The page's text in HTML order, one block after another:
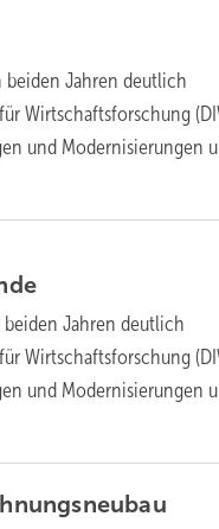
Jahren deutlich
Wirtschaftsforschung
und Modernisierungen
Jahren deutlich
Wirtschaftsforschung
und Modernisierungen